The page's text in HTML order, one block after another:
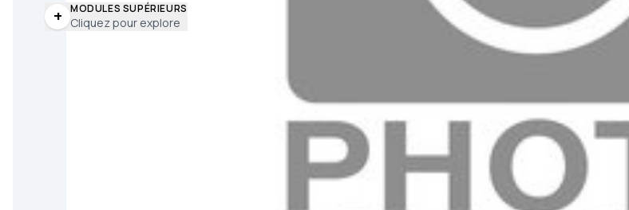
+ MODULES SUPÉRIEURS
Cliquez pour explore